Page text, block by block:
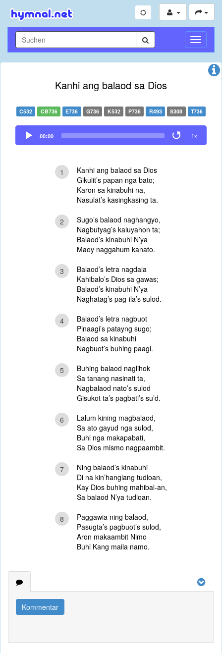
Kanhi ang balaod sa Dios
C532 CB736 E736 G736 K532 P736 R493 S308 T736
Audio
Player
00:00 1x
1
Kanhi ang balaod sa Dios
Gikulit’s papan nga bato;
Karon sa kinabuhi na,
Nasulat’s kasingkasing ta.
2
Sugo’s balaod naghangyo,
Nagbutyag’s kaluyahon ta;
Balaod’s kinabuhi N’ya
Maoy naggahum kanato.
3
Balaod’s letra nagdala
Kahibalo’s Dios sa gawas;
Balaod’s kinabuhi N’ya
Naghatag’s pag-ila’s sulod.
4
Balaod’s letra nagbuot
Pinaagi’s patayng sugo;
Balaod sa kinabuhi
Nagbuot’s buhing paagi.
5
Buhing balaod naglihok
Sa tanang nasinati ta,
Nagbalaod nato’s sulod
Gisukot ta’s pagbati’s su’d.
6
Lalum kining magbalaod,
Sa ato gayud nga sulod,
Buhi nga makapabati,
Sa Dios mismo nagpaambit.
7
Ning balaod’s kinabuhi
Di na kin’hanglang tudloan,
Kay Dios buhing mahibal-an,
Sa balaod N’ya tudloan.
8
Paggawia ning balaod,
Pasugta’s pagbuot’s sulod,
Aron makaambit Nimo
Buhi Kang maila namo.
Kommentar